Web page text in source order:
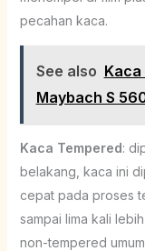
pecahan kaca.
See also Kaca
Maybach S
Kaca Tempered:
belakang, kaca ini
cepat pada proses
sampai lima kali
non-tempered